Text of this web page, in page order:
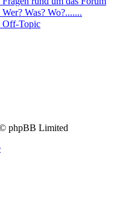
Was? Wo?.......
Topic
phpBB Limited